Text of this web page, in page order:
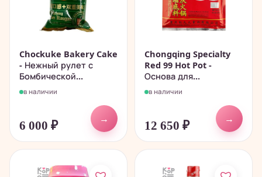
Chockuke Bakery Cake
- Нежный рулет с
Бомбической...
в наличии
6 000 ₽
→
Chongqing Specialty
Red 99 Hot Pot -
Основа для...
в наличии
12 650 ₽
→